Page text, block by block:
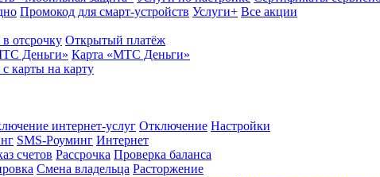
Промокод для смарт-устройств Услуги+ Все акции
отсрочку Открытый платёж
Деньги» Карта «МТС Деньги»
карты на карту
интернет-услуг Отключение Настройки
SMS-Роуминг Интернет
счетов Рассрочка Проверка баланса
Смена владельца Расторжение